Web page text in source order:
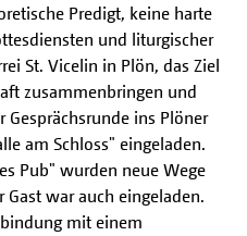
Predigt, keine harte
und liturgischer
St. Vicelin in Plön, das Ziel
zusammenbringen und
ins Plöner
am Schloss" eingeladen.
Pub" wurden neue Wege
war auch eingeladen.
mit einem